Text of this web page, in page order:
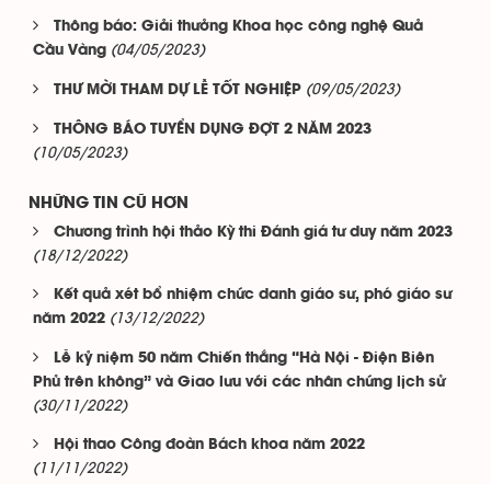
Thông báo: Giải thưởng Khoa học công nghệ Quả
Cầu Vàng (04/05/2023)
THƯ MỜI THAM DỰ LỄ TỐT NGHIỆP (09/05/2023)
THÔNG BÁO TUYỂN DỤNG ĐỢT 2 NĂM 2023
(10/05/2023)
NHỮNG TIN CŨ HƠN
Chương trình hội thảo Kỳ thi Đánh giá tư duy năm 2023
(18/12/2022)
Kết quả xét bổ nhiệm chức danh giáo sư, phó giáo sư
năm 2022 (13/12/2022)
Lễ kỷ niệm 50 năm Chiến thắng “Hà Nội - Điện Biên
Phủ trên không” và Giao lưu với các nhân chứng lịch sử
(30/11/2022)
Hội thao Công đoàn Bách khoa năm 2022
(11/11/2022)